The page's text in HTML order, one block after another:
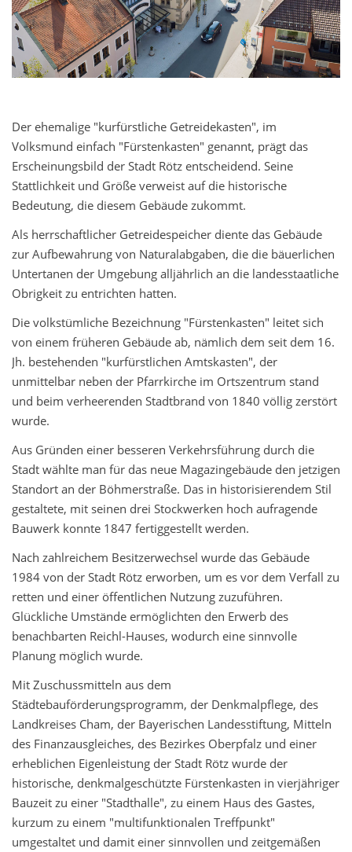
Der ehemalige "kurfürstliche Getreidekasten", im
Volksmund einfach "Fürstenkasten" genannt, prägt das
Erscheinungsbild der Stadt Rötz entscheidend. Seine
Stattlichkeit und Größe verweist auf die historische
Bedeutung, die diesem Gebäude zukommt.
Als herrschaftlicher Getreidespeicher diente das Gebäude
zur Aufbewahrung von Naturalabgaben, die die bäuerlichen
Untertanen der Umgebung alljährlich an die landesstaatliche
Obrigkeit zu entrichten hatten.
Die volkstümliche Bezeichnung "Fürstenkasten" leitet sich
von einem früheren Gebäude ab, nämlich dem seit dem 16.
Jh. bestehenden "kurfürstlichen Amtskasten", der
unmittelbar neben der Pfarrkirche im Ortszentrum stand
und beim verheerenden Stadtbrand von 1840 völlig zerstört
wurde.
Aus Gründen einer besseren Verkehrsführung durch die
Stadt wählte man für das neue Magazingebäude den jetzigen
Standort an der Böhmerstraße. Das in historisierendem Stil
gestaltete, mit seinen drei Stockwerken hoch aufragende
Bauwerk konnte 1847 fertiggestellt werden.
Nach zahlreichem Besitzerwechsel wurde das Gebäude
1984 von der Stadt Rötz erworben, um es vor dem Verfall zu
retten und einer öffentlichen Nutzung zuzuführen.
Glückliche Umstände ermöglichten den Erwerb des
benachbarten Reichl-Hauses, wodurch eine sinnvolle
Planung möglich wurde.
Mit Zuschussmitteln aus dem
Städtebauförderungsprogramm, der Denkmalpflege, des
Landkreises Cham, der Bayerischen Landesstiftung, Mitteln
des Finanzausgleiches, des Bezirkes Oberpfalz und einer
erheblichen Eigenleistung der Stadt Rötz wurde der
historische, denkmalgeschützte Fürstenkasten in vierjähriger
Bauzeit zu einer "Stadthalle", zu einem Haus des Gastes,
kurzum zu einem "multifunktionalen Treffpunkt"
umgestaltet und damit einer sinnvollen und zeitgemäßen